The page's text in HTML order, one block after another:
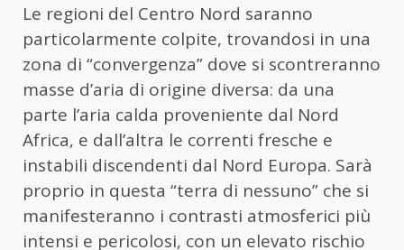
Le regioni del Centro Nord saranno
particolarmente colpite, trovandosi in una
zona di “convergenza” dove si scontreranno
masse d’aria di origine diversa: da una
parte l’aria calda proveniente dal Nord
Africa, e dall’altra le correnti fresche e
instabili discendenti dal Nord Europa. Sarà
proprio in questa “terra di nessuno” che si
manifesteranno i contrasti atmosferici più
intensi e pericolosi, con un elevato rischio